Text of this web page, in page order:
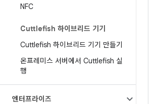
NFC
Cuttlefish 하이브리드 기기
Cuttlefish 하이브리드 기기 만들기
온프레미스 서버에서 Cuttlefish 실
행
엔터프라이즈